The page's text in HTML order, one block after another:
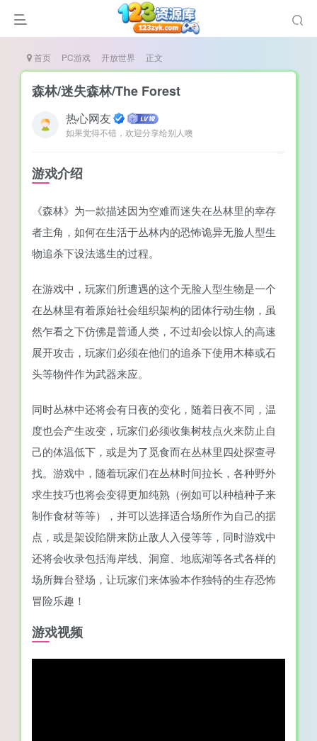
（摸鱼游戏）
首页 PC游戏 开放世界 正文
森林/迷失森林/The Forest
热心网友
如果觉得不错，欢迎分享给别人噢
游戏介绍
《森林》为一款描述因为空难而迷失在丛林里的幸存
者主角，如何在生活于丛林内的恐怖诡异无脸人型生
物追杀下设法逃生的过程。
在游戏中，玩家们所遭遇的这个无脸人型生物是一个
在丛林里有着原始社会组织架构的团体行动生物，虽
然乍看之下仿佛是普通人类，不过却会以惊人的高速
展开攻击，玩家们必须在他们的追杀下使用木棒或石
头等物件作为武器来应。
同时丛林中还将会有日夜的变化，随着日夜不同，温
度也会产生改变，玩家们必须收集树枝点火来防止自
己的体温低下，或是为了觅食而在丛林里四处探查寻
找。游戏中，随着玩家们在丛林时间拉长，各种野外
求生技巧也将会变得更加纯熟（例如可以种植种子来
制作食材等等），并可以选择适合场所作为自己的据
点，或是架设陷阱来防止敌人入侵等等，同时游戏中
还将会收录包括海岸线、洞窟、地底湖等各式各样的
场所舞台登场，让玩家们来体验本作独特的生存恐怖
冒险乐趣！
游戏视频